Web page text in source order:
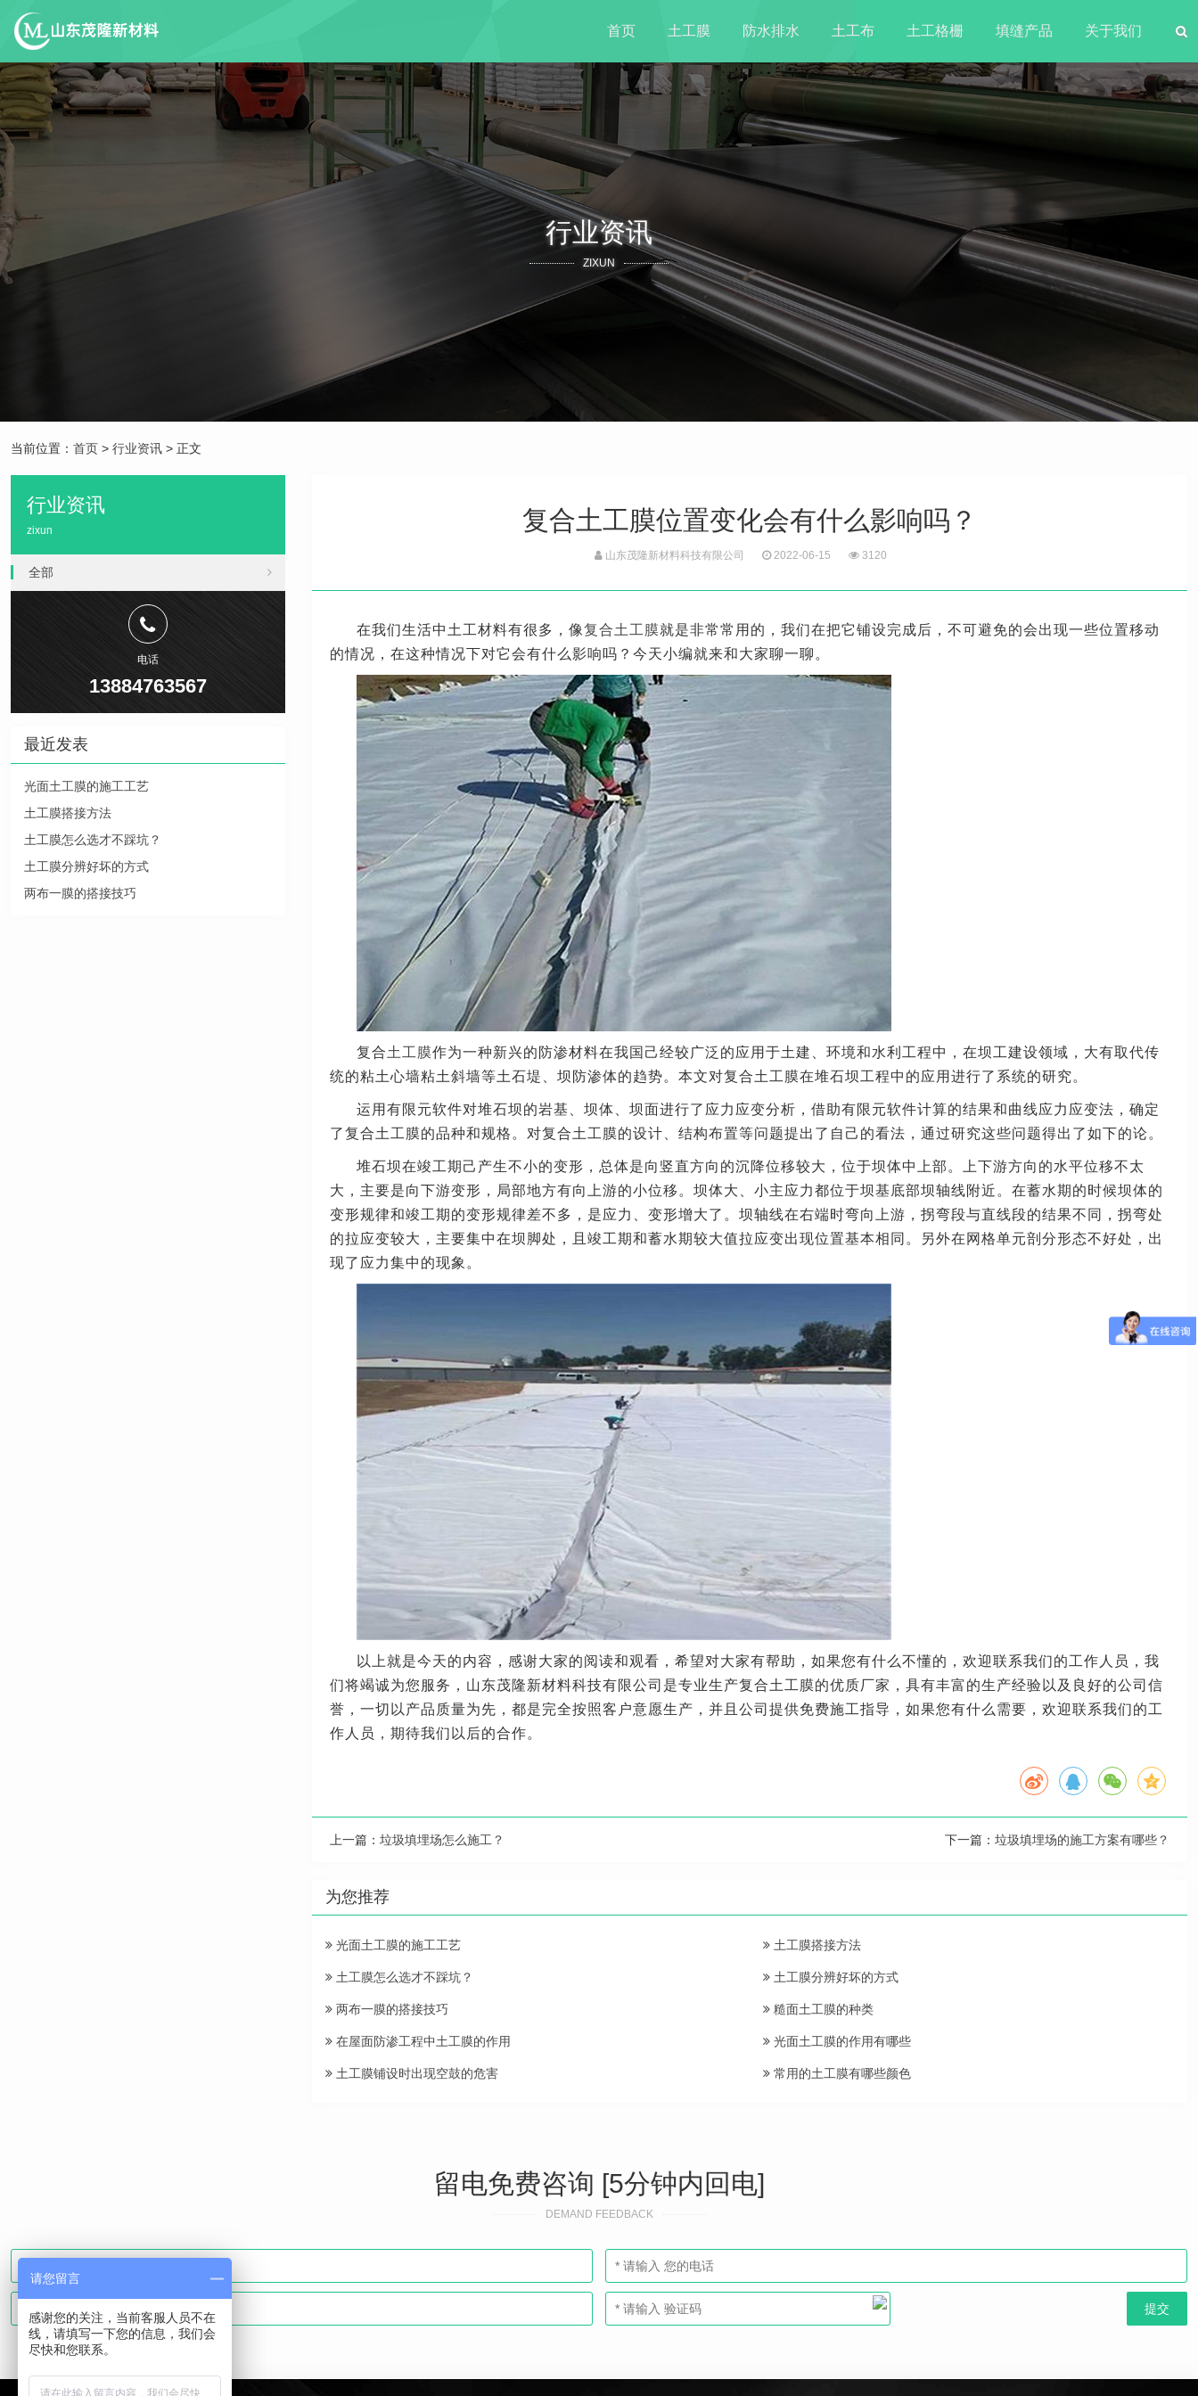
首页 土工膜 防水排水 土工布 土工格栅 填缝产品 关于我们
行业资讯
ZIXUN
当前位置： 首页 > 行业资讯 > 正文
复合土工膜位置变化会有什么影响吗？
山东茂隆新材料科技有限公司 2022-06-15 3120
在我们生活中土工材料有很多，像复合土工膜就是非常常用的，我们在把它铺设完成后，不可避免的会出现一些位置移动
的情况，在这种情况下对它会有什么影响吗？今天小编就来和大家聊一聊。
复合土工膜作为一种新兴的防渗材料在我国己经较广泛的应用于土建、环境和水利工程中，在坝工建设领域，大有取代传
统的粘土心墙粘土斜墙等土石堤、坝防渗体的趋势。本文对复合土工膜在堆石坝工程中的应用进行了系统的研究。
运用有限元软件对堆石坝的岩基、坝体、坝面进行了应力应变分析，借助有限元软件计算的结果和曲线应力应变法，确定
了复合土工膜的品种和规格。对复合土工膜的设计、结构布置等问题提出了自己的看法，通过研究这些问题得出了如下的论。
堆石坝在竣工期己产生不小的变形，总体是向竖直方向的沉降位移较大，位于坝体中上部。上下游方向的水平位移不太
大，主要是向下游变形，局部地方有向上游的小位移。坝体大、小主应力都位于坝基底部坝轴线附近。在蓄水期的时候坝体的
变形规律和竣工期的变形规律差不多，是应力、变形增大了。 坝轴线在右端时弯向上游，拐弯段与直线段的结果不同，拐弯处
的拉应变较大，主要集中在坝脚处，且竣工期和蓄水期较大值拉应变出现位置基本相同。另外在网格单元剖分形态不好处，出
现了应力集中的现象。
以上就是今天的内容，感谢大家的阅读和观看，希望对大家有帮助，如果您有什么不懂的，欢迎联系我们的工作人员，我
们将竭诚为您服务，山东茂隆新材料科技有限公司是专业生产复合土工膜的优质厂家， 具有丰富的生产经验以及良好的公司信
誉，一切以产品质量为先，都是完全按照客户意愿生产，并且公司提供免费施工指导， 如果您有什么需要，欢迎联系我们的工
作人员，期待我们以后的合作。
上一篇： 垃圾填埋场怎么施工？ 下一篇： 垃圾填埋场的施工方案有哪些？
为您推荐
光面土工膜的施工工艺 土工膜搭接方法
土工膜怎么选才不踩坑？ 土工膜分辨好坏的方式
两布一膜的搭接技巧 糙面土工膜的种类
在屋面防渗工程中土工膜的作用 光面土工膜的作用有哪些
土工膜铺设时出现空鼓的危害 常用的土工膜有哪些颜色
行业资讯
zixun
全部
电话
13884763567
最近发表
光面土工膜的施工工艺
土工膜搭接方法
土工膜怎么选才不踩坑？
土工膜分辨好坏的方式
两布一膜的搭接技巧
留电免费咨询 [5分钟内回电]
DEMAND FEEDBACK
请您留言
感谢您的关注，当前客服人员不在
线，请填写一下您的信息，我们会
尽快和您联系。